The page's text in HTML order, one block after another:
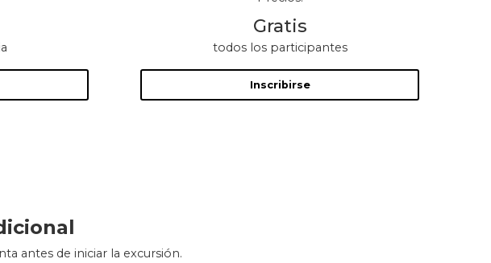
Gratis
todos los participantes
Inscribirse
antes de iniciar la excursión.